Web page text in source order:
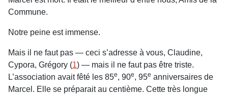
Commune.
Notre peine est immense.
Mais il ne faut pas — ceci s’adresse à vous, Claudine,
Cypora, Grégory (1) — mais il ne faut pas être triste.
L’association avait fêté les 85e, 90e, 95e anniversaires de
Marcel. Elle se préparait au centième. Cette très longue